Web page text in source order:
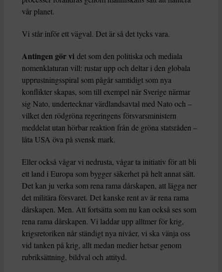
vår planet.
Vi står inför ett vägval. Det är så det tycks vara.
Antingen gör vi det som den politiska och mediala
nomenklaturan vill: rustar upp och deltar i den globala
upprustningsspiral som pågår samtidigt som nya
konflikter skapas, som till exempel när Sverige närmar
sig Nato, undertecknar värdlandsavtal med Nato och –
vilket den rödgröna regeringens försvarsministern
meddelat utan hörbar reaktion från de gröna statsråden –
låta USA öva på svensk mark.
Eller också vågar vi nedrusta, vågar ta initiativ för att bli
ett land i Europa som bygger säkerhet på helt annat sätt.
Det kan ju verka som rena rama dårskapen, att lägga ner
det militära försvaret. Det kanske rent av är rena rama
dårskapen. Men. Att fortsätta som nu kan också ses som
rena rama dårskapen. Vi laddar upp alltmer för krig,
krigsretoriken når ständigt nya nivåer, vi ska vänja oss
vid tanken på krig, allt medan medier hetsar genom
rubriksättning, bildval och attityd.